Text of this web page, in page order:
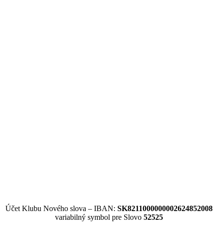
Účet Klubu Nového slova – IBAN: SK8211000000002624852008
variabilný symbol pre Slovo 52525